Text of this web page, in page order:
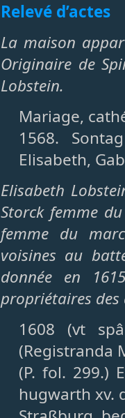
Relevé d’actes
La maison
Originaire de
Lobstein.
Mariage,
1568.
Elisabeth,
Elisabeth
Storck femme
femme du
voisines au
donnée en
propriétaires des
1608 (vt
(Registranda
(P. fol. 299.)
hugwarth xv.